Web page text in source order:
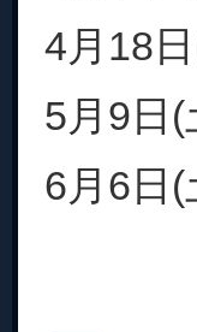
4月18
5月9日(
6月6日